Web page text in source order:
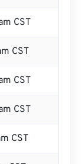
CST
CST
CST
CST
CST